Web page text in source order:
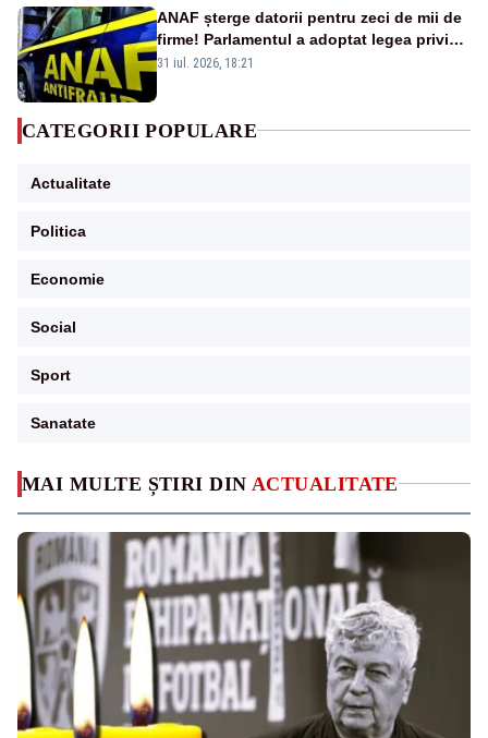
MAI MULTE ȘTIRI DIN ACTUALITATE
ANAF șterge datorii pentru zeci de mii de
firme! Parlamentul a adoptat legea privind
amnistia fiscală
31 iul. 2026, 18:21
CATEGORII POPULARE
Actualitate
Politica
Economie
Social
Sport
Sanatate